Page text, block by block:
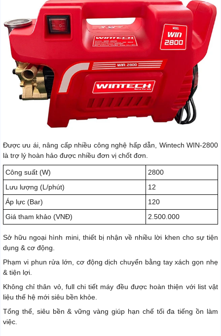
Được ưu ái, nâng cấp nhiều công nghệ hấp dẫn, Wintech WIN-2800
là trợ lý hoàn hảo được nhiều đơn vị chốt đơn.
Công suất (W)
2800
Lưu lượng (L/phút)
12
Áp lực (Bar)
120
Giá tham khảo (VNĐ)
2.500.000
Sở hữu ngoại hình mini, thiết bị nhận về nhiều lời khen cho sự tiện
dụng & cơ động.
Phạm vi phun rửa lớn, cơ động dịch chuyển bằng tay xách gọn nhẹ
& tiện lợi.
Không chỉ thân vỏ, full chi tiết máy đều được hoàn thiện với list vật
liệu thế hệ mới siêu bền khỏe.
Tổng thể, siêu bền & vững vàng giúp hạn chế tối đa tiếng ồn làm
việc.